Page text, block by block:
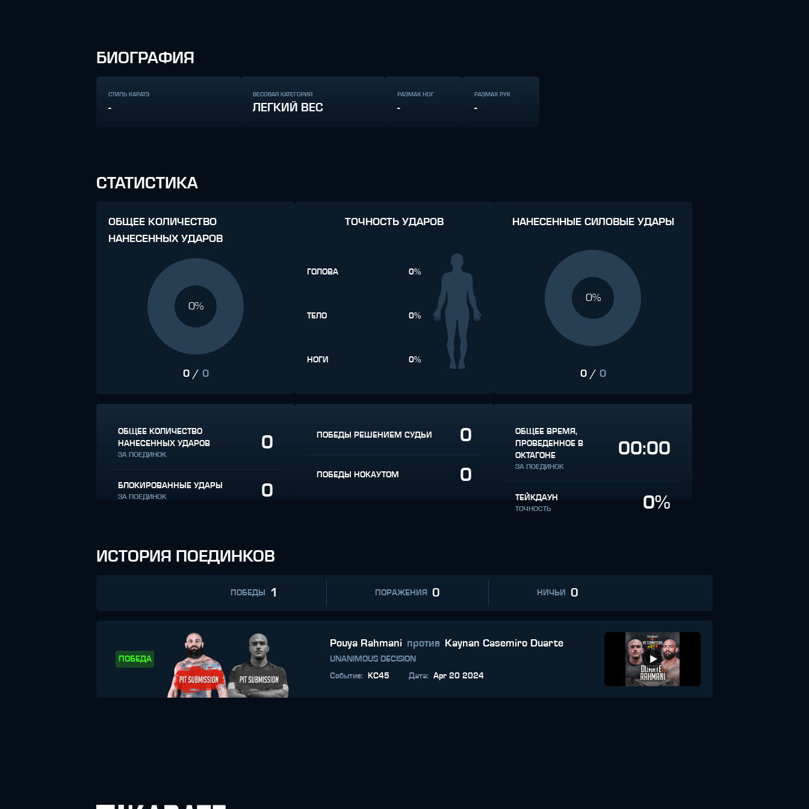
БИОГРАФИЯ
СТИЛЬ КАРАТЭ
-
ВЕСОВАЯ КАТЕГОРИЯ
ЛЕГКИЙ ВЕС
РАЗМАХ НОГ
-
РАЗМАХ РУК
-
СТАТИСТИКА
ОБЩЕЕ КОЛИЧЕСТВО
НАНЕСЕННЫХ УДАРОВ
0%
0/ 0
ТОЧНОСТЬ УДАРОВ
ГОЛОВА 0%
ТЕЛО 0%
НОГИ 0%
НАНЕСЕННЫЕ СИЛОВЫЕ УДАРЫ
0%
0/ 0
ОБЩЕЕ КОЛИЧЕСТВО
НАНЕСЕННЫХ УДАРОВ
ЗА ПОЕДИНОК
0
БЛОКИРОВАННЫЕ УДАРЫ
ЗА ПОЕДИНОК 0
ПОБЕДЫ РЕШЕНИЕМ СУДЬИ 0
ПОБЕДЫ НОКАУТОМ 0
ОБЩЕЕ ВРЕМЯ,
ПРОВЕДЕННОЕ В
ОКТАГОНЕ
ЗА ПОЕДИНОК
00:00
ТЕЙКДАУН
ТОЧНОСТЬ 0%
ИСТОРИЯ ПОЕДИНКОВ
ПОБЕДЫ 1 ПОРАЖЕНИЯ 0 НИЧЬИ 0
ПОБЕДА
Pouya Rahmani против Kaynan Casemiro Duarte
UNANIMOUS DECISION
Событие: KC45 Дата: Apr 20 2024